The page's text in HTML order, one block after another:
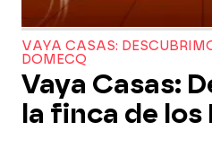
VAYA CASAS:
DOMECQ
Vaya Casas:
la finca de